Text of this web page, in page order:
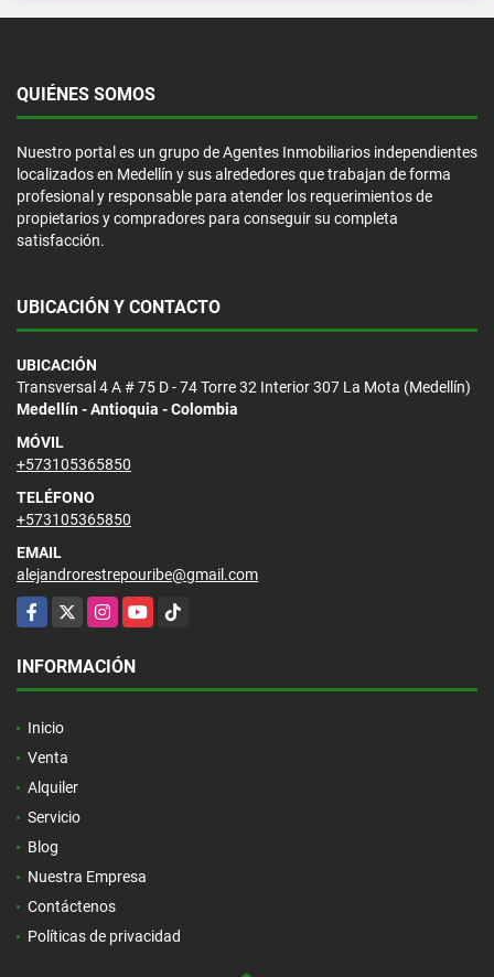
QUIÉNES SOMOS
Nuestro portal es un grupo de Agentes Inmobiliarios independientes
localizados en Medellín y sus alrededores que trabajan de forma
profesional y responsable para atender los requerimientos de
propietarios y compradores para conseguir su completa
satisfacción.
UBICACIÓN Y CONTACTO
UBICACIÓN
Transversal 4 A # 75 D - 74 Torre 32 Interior 307 La Mota (Medellín)
Medellín - Antioquia - Colombia
MÓVIL
+573105365850
TELÉFONO
+573105365850
EMAIL
alejandrorestrepouribe@gmail.com
Facebook
X InstagramYouTubeTikTok
INFORMACIÓN
Inicio
Venta
Alquiler
Servicio
Blog
Nuestra Empresa
Contáctenos
Políticas de privacidad